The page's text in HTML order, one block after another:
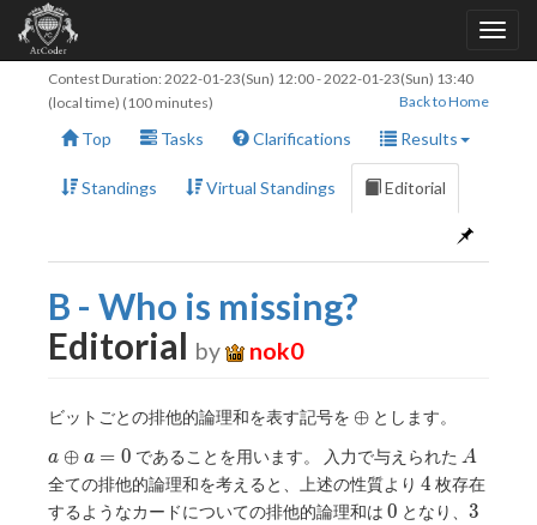
Contest Duration: 2022-01-23(Sun) 12:00-2022-01-23(Sun) 13:40
(local time) (100 minutes)
Back to Home
Top Tasks Clarifications Results
Standings Virtual Standings Editorial
B - Who is missing?
Editorial by nok0
ビットごとの排他的論理和を表す記号を \oplus
⊕ とします。
a
\oplus
a = 0
a ⊕ a = 0 であることを用います。 入力で与えられた A
A
全ての排他的論理和を考えると、上述の性質より 4
4 枚存在
するようなカードについての排他的論理和は 0
0 となり、 3
3